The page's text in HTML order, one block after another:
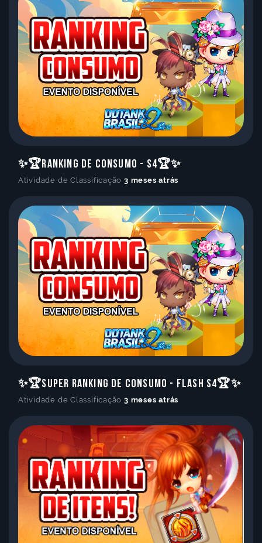
Idioma
Cancelar Atualizar
✨🏆Ranking de Consumo - S4🏆✨
Atividade de Classificação 3 meses atrás
✨🏆Super Ranking de Consumo - Flash S4🏆✨
Atividade de Classificação 3 meses atrás
Fique por dentro de todas as novidades e
eventos especiais. Venha fazer parte da
nossa comunidade!
Entrar no Discord